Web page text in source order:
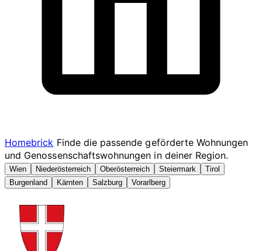
Homebrick Finde die passende geförderte Wohnungen
und Genossenschaftswohnungen in deiner Region.
Wien Niederösterreich Oberösterreich Steiermark
Tirol
Burgenland
Kärnten Salzburg Vorarlberg